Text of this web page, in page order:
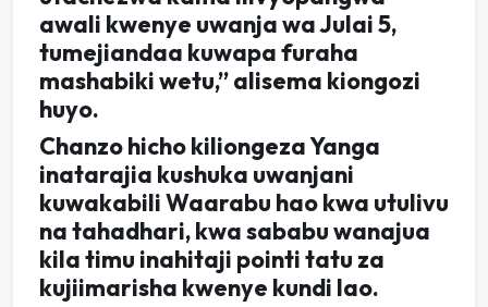
awali kwenye uwanja wa Julai 5,
tumejiandaa kuwapa furaha
mashabiki wetu,” alisema kiongozi
huyo.
Chanzo hicho kiliongeza Yanga
inatarajia kushuka uwanjani
kuwakabili Waarabu hao kwa utulivu
na tahadhari, kwa sababu wanajua
kila timu inahitaji pointi tatu za
kujiimarisha kwenye kundi lao.